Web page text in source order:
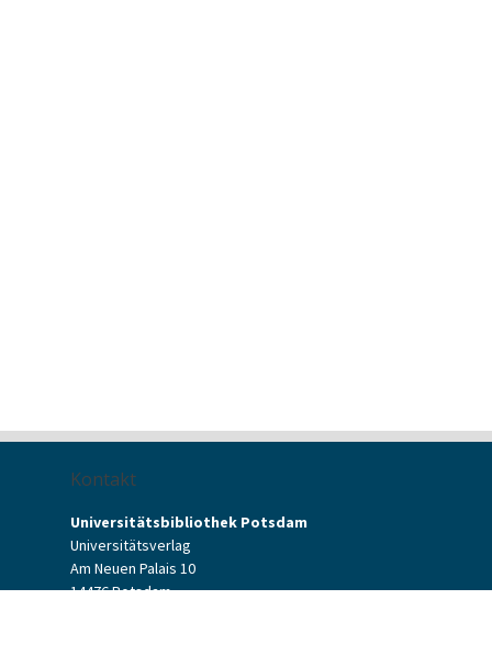
Kontakt
Universitätsbibliothek Potsdam
Universitätsverlag
Am Neuen Palais 10
14476 Potsdam